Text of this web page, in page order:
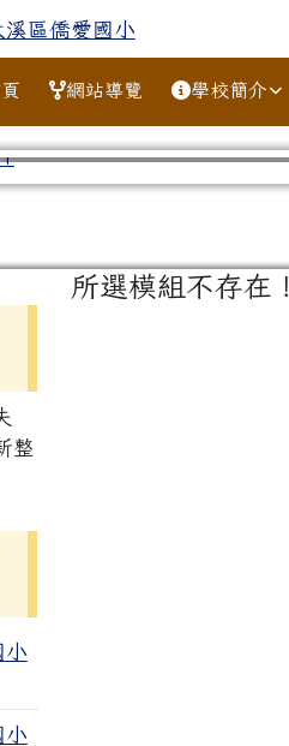
僑愛國小
網站導覽 學校簡介
域內容
整
小
小
主內容區域
所選模組不存在！